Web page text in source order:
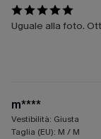
Uguale alla foto.
m****
Vestibilità: Giusta
Taglia (EU): M / M